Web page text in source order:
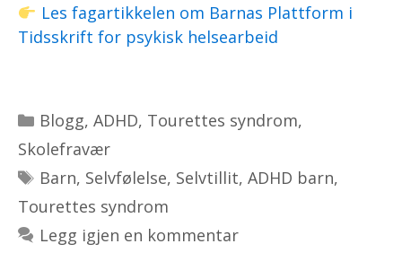
Les fagartikkelen om Barnas Plattform i
Tidsskrift for psykisk helsearbeid
Kategorier
Blogg, ADHD, Tourettes syndrom,
Skolefravær
Stikkord
Barn, Selvfølelse, Selvtillit, ADHD barn,
Tourettes syndrom
Legg igjen en kommentar